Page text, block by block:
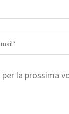
la prossima